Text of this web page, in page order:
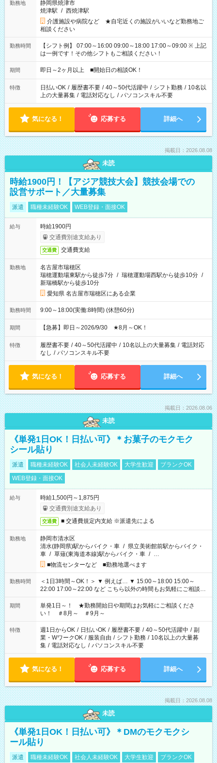
勤務地
静岡県焼津市
焼津駅 / 西焼津駅
介護施設や病院など ★自宅近くの施設がいいなど勤務地ご
相談ください
勤務時間
【シフト例】 07:00～16:00 09:00～18:00 17:00～09:00 ※ 上記
は一例です！その他シフトもご相談ください！
期間 即日～2ヶ月以上 ■開始日の相談OK！
特徴 日払いOK / 履歴書不要 / 40～50代活躍中 / シフト勤務 / 10名以
上の大量募集 / 電話対応なし / パソコンスキル不要
気になる！ 応募する 詳細へ
掲載日：2026.08.08
未読
時給1900円！【アジア競技大会】競技会場での
設営サポート／大量募集
派遣 職種未経験OK WEB登録・面接OK
給与
時給1900円
交通費別途支給あり
交通費 交通費支給
勤務地
名古屋市瑞穂区
瑞穂運動場東駅から徒歩7分 / 瑞穂運動場西駅から徒歩10分 /
新瑞橋駅から徒歩10分
愛知県 名古屋市瑞穂区にある企業
勤務時間 9:00～18:00(実働:8時間) (休憩60分)
期間 【急募】即日～2026/9/30 ★8月～OK！
特徴 履歴書不要 / 40～50代活躍中 / 10名以上の大量募集 / 電話対応
なし / パソコンスキル不要
気になる！ 応募する 詳細へ
掲載日：2026.08.06
未読
《単発1日OK！日払い可》＊お菓子のモクモク
シール貼り
派遣 職種未経験OK 社会人未経験OK 大学生歓迎
ブランクOK
WEB登録・面接OK
給与
時給1,500円～1,875円
交通費別途支給あり
交通費 ■ 交通費規定内支給 ※派遣先による
勤務地
静岡市清水区
清水(静岡県)駅からバイク・車 / 県立美術館前駅からバイク・
車 / 草薙(東海道本線)駅からバイク・車 / …
■物流センターなど ■勤務地選べます
勤務時間
＜1日3時間～OK！＞ ▼ 例えば… ▼ 15:00～18:00 15:00～
22:00 17:00～22:00 など こちら以外の時間もお気軽にご相談く
ださい！
期間
単発1日～！ ★勤務開始日や期間はお気軽にご相談くださ
い！ ＃8月～ ＃9月～
特徴 週1日からOK / 日払いOK / 履歴書不要 / 40～50代活躍中 / 副
業・WワークOK / 服装自由 / シフト勤務 / 10名以上の大量募
集 / 電話対応なし / パソコンスキル不要
気になる！ 応募する 詳細へ
掲載日：2026.08.08
未読
《単発1日OK！日払い可》＊DMのモクモクシ
ール貼り
派遣 職種未経験OK 社会人未経験OK 大学生歓迎
ブランクOK